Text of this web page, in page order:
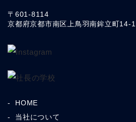
〒601-8114
京都府京都市南区上鳥羽南鉾立町14-1
HOME
当社について